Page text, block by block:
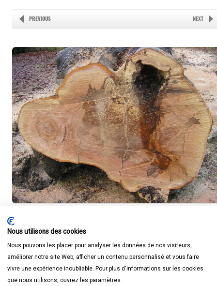
PREVIOUS NEXT
Nous utilisons des cookies
Nous pouvons les placer pour analyser les données de nos visiteurs,
améliorer notre site Web, afficher un contenu personnalisé et vous faire
vivre une expérience inoubliable. Pour plus d'informations sur les cookies
que nous utilisons, ouvrez les paramètres.